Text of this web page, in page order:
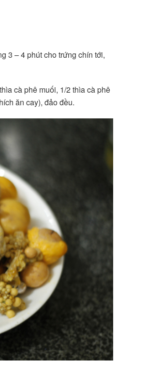
3 – 4 phút cho trứng chín tới,
cà phê muối, 1/2 thìa cà phê
ăn cay), đảo đều.